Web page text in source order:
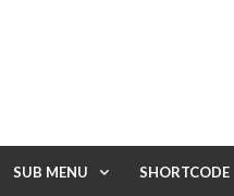
SUB MENU SHORTCODE